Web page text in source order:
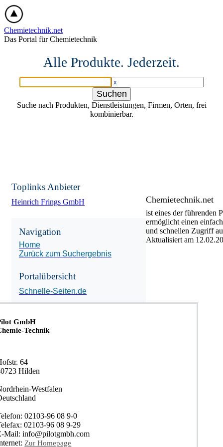
Chemietechnik.net
Das Portal für Chemietechnik
Alle Produkte. Jederzeit.
Suche nach Produkten, Dienstleistungen, Firmen, Orten, frei
kombinierbar.
Toplinks Anbieter
Heinrich Frings GmbH
Navigation
Home
Zurück zum Suchergebnis
Portalübersicht
Schnelle-Seiten.de
GmbH
Technik
64
Hilden
Westfalen
02103-96 08 9-0
02103-96 08 9-29
Mail: info@pilotgmbh.com
Zur Homepage
Chemietechnik.net
ist eines der führenden
ermöglicht einen
und schnellen Zugriff
Aktualisiert am